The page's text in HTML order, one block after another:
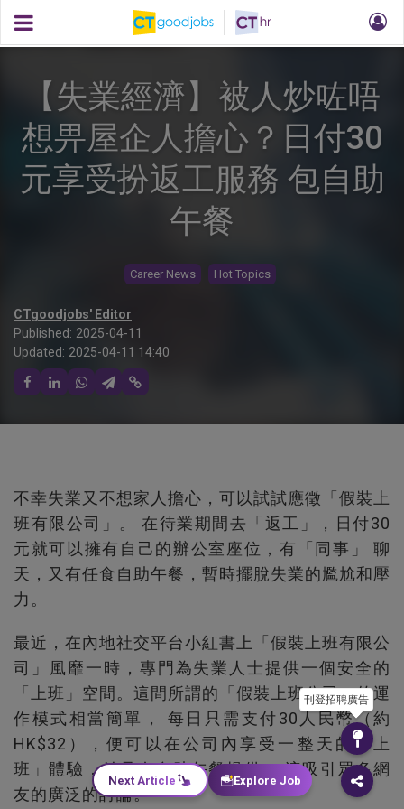
【失業經濟】被人炒咗唔
想畀屋企人擔心？日付30
元享受扮返工服務 包自助
午餐
Career News Hot Topics
CTgoodjobs' Editor
Published: 2025-04-11
Updated: 2025-04-11 14:40
不幸失業又不想家人擔心，可以試試應徵「假裝上
班有限公司」。 在待業期間去「返工」，日付30
元就可以擁有自己的辦公室座位，有「同事」 聊
天，又有任食自助午餐，暫時擺脫失業的尷尬和壓
力。
最近，在內地社交平台小紅書上「假裝上班有限公
司」風靡一時，專門為失業人士提供一個安全的
「上班」空間。這間所謂的「假裝上班公司」的運
作模式相當簡單， 每日只需支付30人民幣（約
HK$32），便可以在公司內享受一整天的「上
班」體驗，並且有自助午餐提供， 這吸引眾多網
友的廣泛的討論。
刊登招聘廣告
Next Article Explore Job